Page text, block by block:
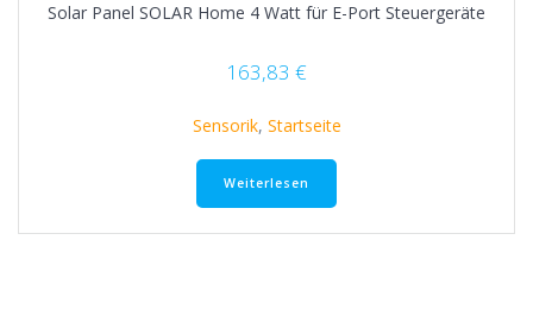
Solar Panel SOLAR Home 4 Watt für E-Port Steuergeräte
163,83 €
Sensorik, Startseite
Weiterlesen